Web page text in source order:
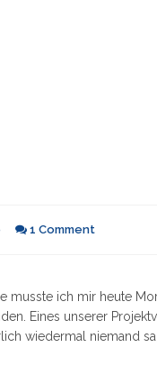
1 Comment
ich mir heute
Eines unserer
wiedermal niemand